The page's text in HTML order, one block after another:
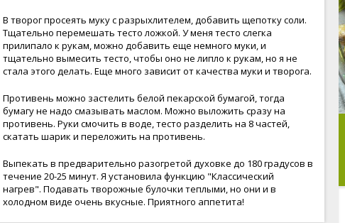
В творог просеять муку с разрыхлителем, добавить щепотку соли.
Тщательно перемешать тесто ложкой. У меня тесто слегка
прилипало к рукам, можно добавить еще немного муки, и
тщательно вымесить тесто, чтобы оно не липло к рукам, но я не
стала этого делать. Еще много зависит от качества муки и творога.
Противень можно застелить белой пекарской бумагой, тогда
бумагу не надо смазывать маслом. Можно выложить сразу на
противень. Руки смочить в воде, тесто разделить на 8 частей,
скатать шарик и переложить на противень.
Выпекать в предварительно разогретой духовке до 180 градусов в
течение 20-25 минут. Я установила функцию "Классический
нагрев". Подавать творожные булочки теплыми, но они и в
холодном виде очень вкусные. Приятного аппетита!